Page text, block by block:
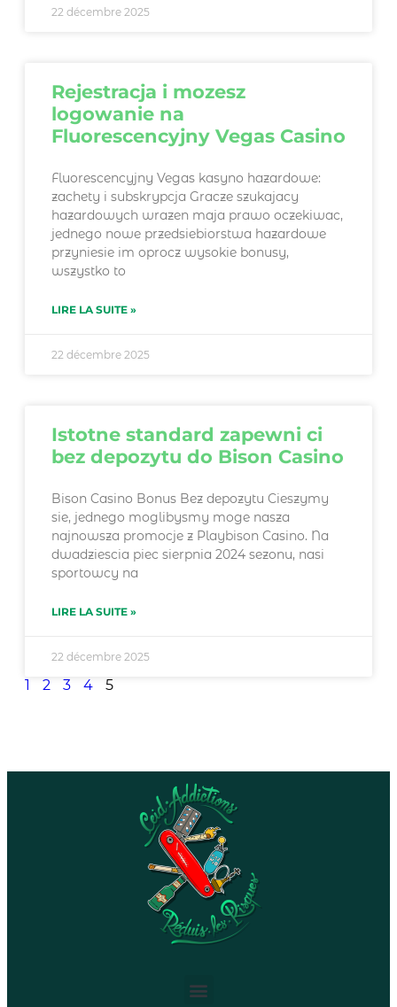
22 décembre 2025
Rejestracja i mozesz
logowanie na
Fluorescencyjny Vegas Casino
Fluorescencyjny Vegas kasyno hazardowe:
zachety i subskrypcja Gracze szukajacy
hazardowych wrazen maja prawo oczekiwac,
jednego nowe przedsiebiorstwa hazardowe
przyniesie im oprocz wysokie bonusy,
wszystko to
LIRE LA SUITE »
22 décembre 2025
Istotne standard zapewni ci
bez depozytu do Bison Casino
Bison Casino Bonus Bez depozytu Cieszymy
sie, jednego moglibysmy moge nasza
najnowsza promocje z Playbison Casino. Na
dwadziescia piec sierpnia 2024 sezonu, nasi
sportowcy na
LIRE LA SUITE »
22 décembre 2025
1 2 3 4 5